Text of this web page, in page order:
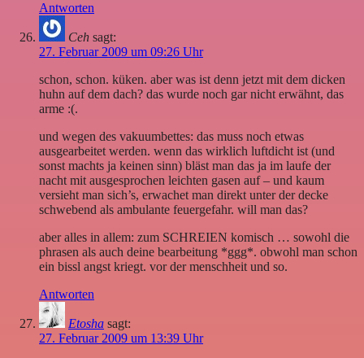
Antworten
Ceh sagt:
27. Februar 2009 um 09:26 Uhr
schon, schon. küken. aber was ist denn jetzt mit dem dicken
huhn auf dem dach? das wurde noch gar nicht erwähnt, das
arme :(.
und wegen des vakuumbettes: das muss noch etwas
ausgearbeitet werden. wenn das wirklich luftdicht ist (und
sonst machts ja keinen sinn) bläst man das ja im laufe der
nacht mit ausgesprochen leichten gasen auf – und kaum
versieht man sich’s, erwachet man direkt unter der decke
schwebend als ambulante feuergefahr. will man das?
aber alles in allem: zum SCHREIEN komisch … sowohl die
phrasen als auch deine bearbeitung *ggg*. obwohl man schon
ein bissl angst kriegt. vor der menschheit und so.
Antworten
Etosha sagt:
27. Februar 2009 um 13:39 Uhr